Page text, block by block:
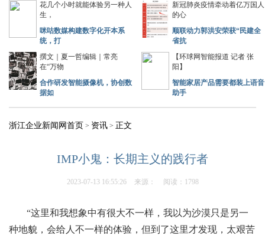
花几个小时就能体验另一种人
生，
咪咕数媒构建数字化开本系
统，打
新冠肺炎疫情牵动着亿万国人
的心
顺联动力郭洪安荣获“民建全
省抗
撰文｜夏一哲编辑｜常亮
在“万物
合作研发智能摄像机，协创数
据如
【环球网智能报道 记者 张
阳】
智能家居产品需要都装上语音
助手
浙江企业新闻网首页 > 资讯 > 正文
IMP小鬼：长期主义的践行者
2023-07-13 16:55:26 来源： 阅读：1798
“这里和我想象中有很大不一样，我以为沙漠只是另一
种地貌，会给人不一样的体验，但到了这里才发现，太艰苦